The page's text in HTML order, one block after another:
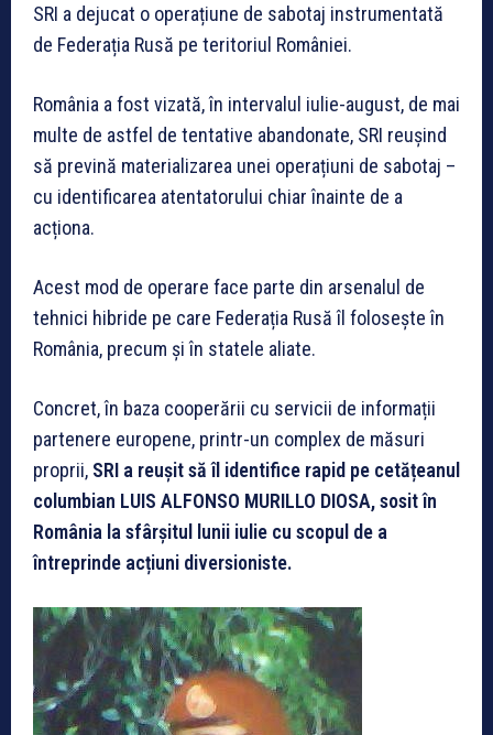
SRI a dejucat o operațiune de sabotaj instrumentată
de Federația Rusă pe teritoriul României.
România a fost vizată, în intervalul iulie-august, de mai
multe de astfel de tentative abandonate, SRI reușind
să prevină materializarea unei operațiuni de sabotaj –
cu identificarea atentatorului chiar înainte de a
acționa.
Acest mod de operare face parte din arsenalul de
tehnici hibride pe care Federația Rusă îl folosește în
România, precum și în statele aliate.
Concret, în baza cooperării cu servicii de informații
partenere europene, printr-un complex de măsuri
proprii, SRI a reușit să îl identifice rapid pe cetățeanul
columbian LUIS ALFONSO MURILLO DIOSA, sosit în
România la sfârșitul lunii iulie cu scopul de a
întreprinde acțiuni diversioniste.